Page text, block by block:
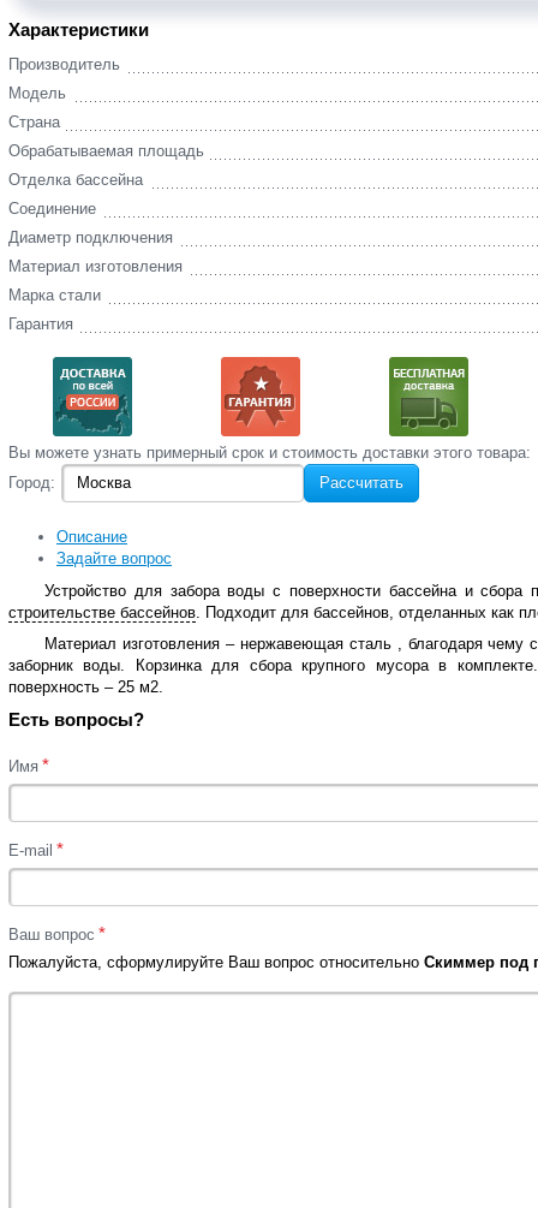
Характеристики
Производитель
Модель
Страна
Обрабатываемая площадь
Отделка бассейна
Соединение
Диаметр подключения
Материал изготовления
Марка стали
Гарантия
Вы‌ можете‌ узнать‌ примерный срок и стоимость‌ доставки этого товара:
Город:
Рассчитать
Описание
Задайте вопрос
Устройство для забора воды с поверхности бассейна и
строительстве бассейнов. Подходит для бассейнов, отделанных как
Материал изготовления – нержавеющая сталь , благодаря
заборник воды. Корзинка для сбора крупного мусора в
поверхность – 25 м2.
Есть вопросы?
Имя *
E-mail *
Ваш вопрос *
Пожалуйста, сформулируйте Ваш вопрос относительно Скиммер под